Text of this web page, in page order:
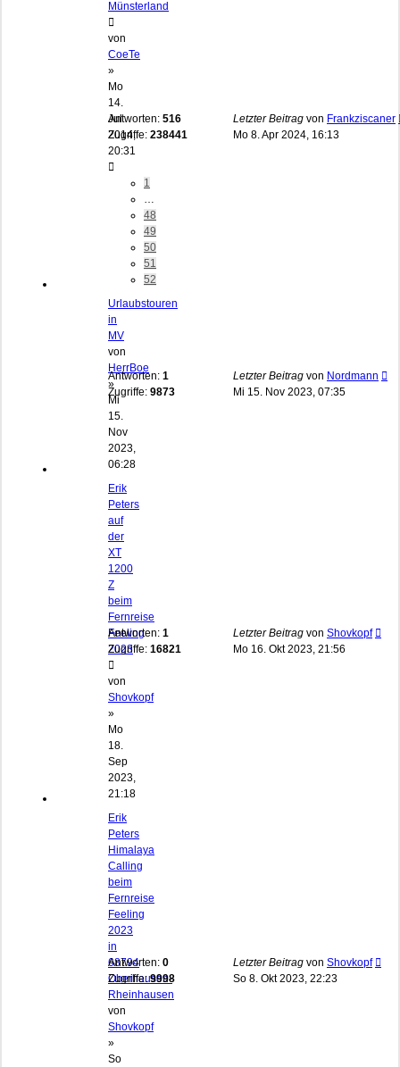
Münsterland
von
CoeTe
»
Mo
14.
Jul
2014,
20:31
1
48
49
50
51
52
Antworten: 516
Zugriffe: 238441
Letzter Beitrag von Frankziscaner
Mo 8. Apr 2024, 16:13
Urlaubstouren
in
MV
von
HerrBoe
»
Mi
15.
Nov
2023,
06:28
Antworten: 1
Zugriffe: 9873
Letzter Beitrag von Nordmann
Mi 15. Nov 2023, 07:35
Erik
Peters
auf
der
XT
1200
Z
beim
Fernreise
Feeling
2023
von
Shovkopf
»
Mo
18.
Sep
2023,
21:18
Antworten: 1
Zugriffe: 16821
Letzter Beitrag von Shovkopf
Mo 16. Okt 2023, 21:56
Erik
Peters
Himalaya
Calling
beim
Fernreise
Feeling
2023
in
68794
Oberhausen-
Rheinhausen
von
Shovkopf
»
So
Antworten: 0
Zugriffe:9998
Letzter Beitrag von Shovkopf
So 8. Okt 2023, 22:23